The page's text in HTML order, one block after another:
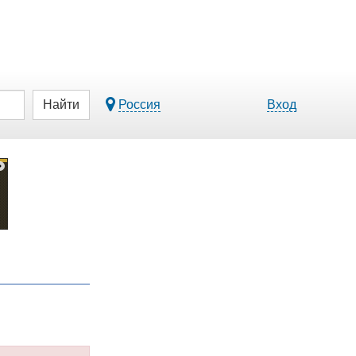
Найти Россия Вход